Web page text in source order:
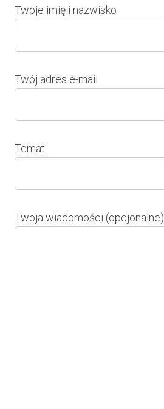
Twoje imię i nazwisko
Twój adres e-mail
Temat
Twoja wiadomości (opcjonalne)